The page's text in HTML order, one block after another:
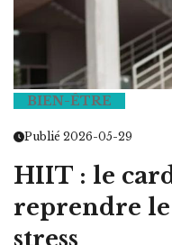
BIEN-ÊTRE
Publié 2026-05-29
HIIT : le
reprendre
stress